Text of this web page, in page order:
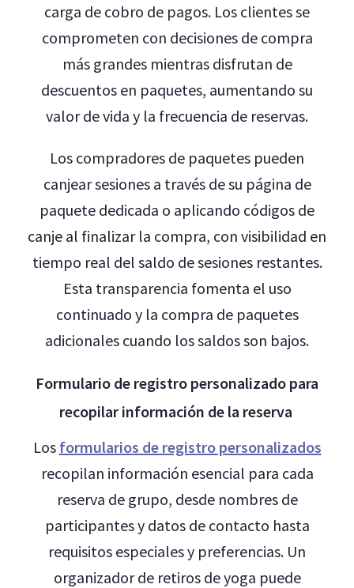
carga de cobro de pagos. Los clientes se
comprometen con decisiones de compra
más grandes mientras disfrutan de
descuentos en paquetes, aumentando su
valor de vida y la frecuencia de reservas.
Los compradores de paquetes pueden
canjear sesiones a través de su página de
paquete dedicada o aplicando códigos de
canje al finalizar la compra, con visibilidad en
tiempo real del saldo de sesiones restantes.
Esta transparencia fomenta el uso
continuado y la compra de paquetes
adicionales cuando los saldos son bajos.
Formulario de registro personalizado para
recopilar información de la reserva
Los formularios de registro personalizados
recopilan información esencial para cada
reserva de grupo, desde nombres de
participantes y datos de contacto hasta
requisitos especiales y preferencias. Un
organizador de retiros de yoga puede